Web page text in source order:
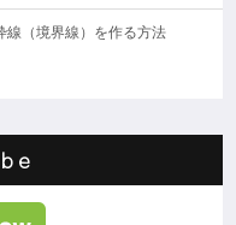
線（境界線）を作る方法